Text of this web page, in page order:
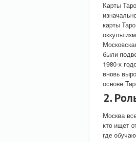
Карты
карты
были
1980-х
вновь
основе
2.
Москва
кто ищет
где